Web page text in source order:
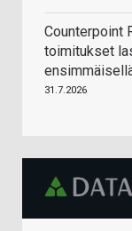
Counterpoint
toimitukset
31.7.2026